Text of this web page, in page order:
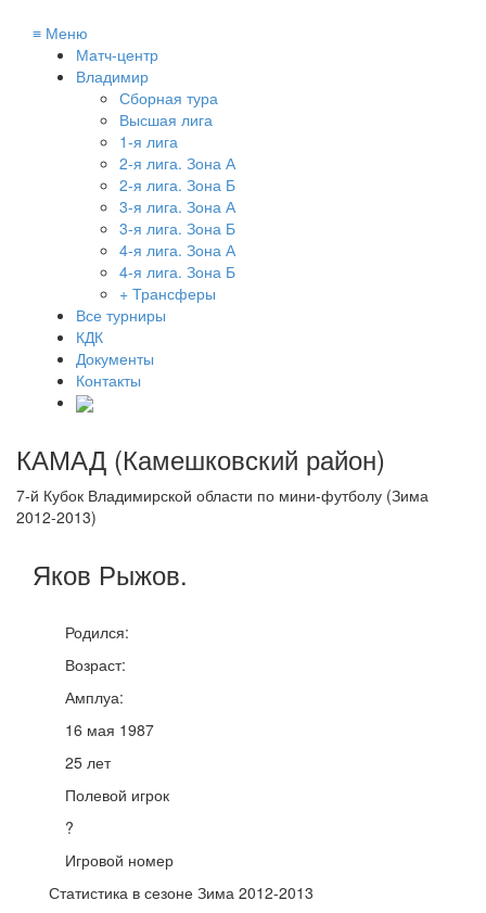
≡ Меню
Матч-центр
Владимир
Сборная тура
Высшая лига
1-я лига
2-я лига. Зона А
2-я лига. Зона Б
3-я лига. Зона А
3-я лига. Зона Б
4-я лига. Зона А
4-я лига. Зона Б
+ Трансферы
Все турниры
КДК
Документы
Контакты
КАМАД (Камешковский район)
7-й Кубок Владимирской области по мини-футболу (Зима
2012-2013)
Яков Рыжов.
Родился:
Возраст:
Амплуа:
16 мая 1987
25 лет
Полевой игрок
?
Игровой номер
Статистика в сезоне Зима 2012-2013